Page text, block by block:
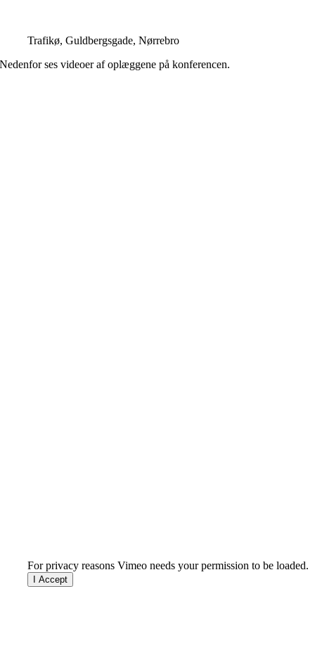
Trafikø, Guldbergsgade, Nørrebro
Nedenfor ses videoer af oplæggene på konferencen.
For privacy reasons Vimeo needs your permission to be loaded.
I Accept